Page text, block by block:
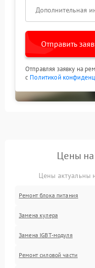
Отправить
Отправляя заявку на
с Политикой
Цены на
Цены актуальны
Ремонт блока питания
Замена кулера
Замена IGBT-модуля
Ремонт силовой части